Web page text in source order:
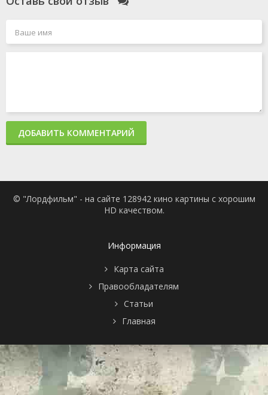
ДОБАВИТЬ КОММЕНТАРИЙ
© "Лордфильм" - на сайте 128942 кино картины с хорошим
HD качеством.
Информация
Карта сайта
Правообладателям
Статьи
Главная